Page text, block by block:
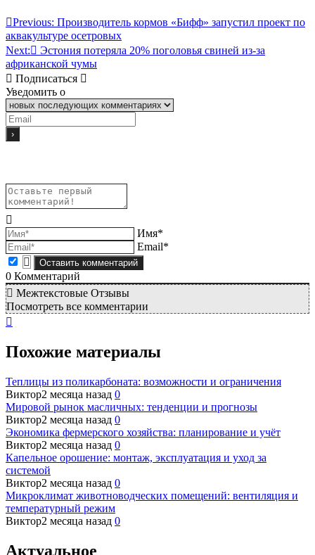
Previous: Производитель кормов «Бифф» запустил проект по
аквакультуре осетровых
Next:
Эстония потеряла 20% поголовья свиней из-за
африканской чумы
Подписаться
Уведомить о
Имя*
Email*
0 Комментарий
Межтекстовые Отзывы
Посмотреть все комментарии
Похожие материалы
Теплицы из поликарбоната: возможности и ограничения
Виктор2 месяца назад 0
Мировой рынок масличных: тенденции и прогнозы
Виктор2 месяца назад 0
Экономика фермерского хозяйства: планирование и учёт
Виктор2 месяца назад 0
Капельное орошение: монтаж, эксплуатация и уход за
системой
Виктор2 месяца назад 0
Микроклимат животноводческих помещений: вентиляция и
температурный режим
Виктор2 месяца назад 0
Актуальное